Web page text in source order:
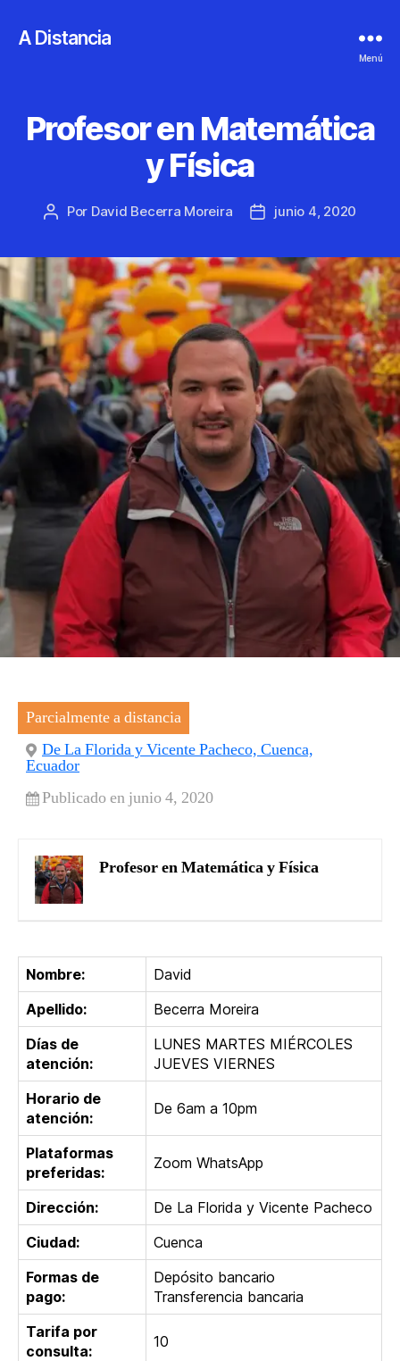
A Distancia
Menú
Profesor en Matemática
y Física
Autor
entrada
Por David Becerra Moreira
Fecha
entrada
junio 4, 2020
Parcialmente a distancia
De La Florida y Vicente Pacheco, Cuenca,
Ecuador
Publicado en junio 4, 2020
Profesor en Matemática y Física
Nombre:
David
Apellido:
Becerra Moreira
Días de
atención:
LUNES MARTES MIÉRCOLES
JUEVES VIERNES
Horario de
atención:
De 6am a 10pm
Plataformas
preferidas:
Zoom WhatsApp
Dirección:
De La Florida y Vicente Pacheco
Ciudad:
Cuenca
Formas de
pago:
Depósito bancario
Transferencia bancaria
Tarifa por
consulta:
10